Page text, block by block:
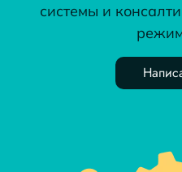
системы и